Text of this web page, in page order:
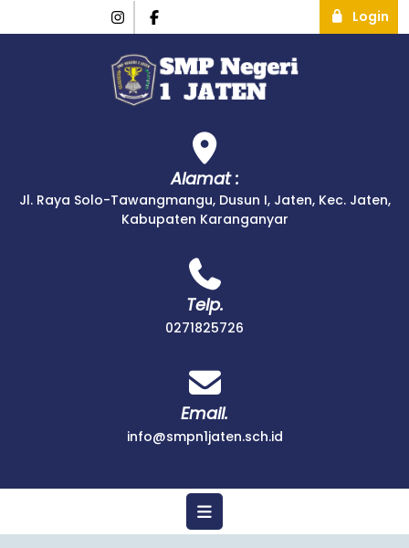
Login
Alamat :
Jl. Raya Solo-Tawangmangu, Dusun I, Jaten, Kec. Jaten,
Kabupaten Karanganyar
Telp.
0271825726
Email.
info@smpn1jaten.sch.id